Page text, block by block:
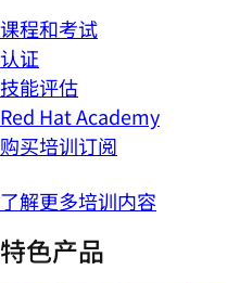
课程和考试
认证
技能评估
Red Hat Academy
购买培训订阅
了解更多培训内容
特色产品